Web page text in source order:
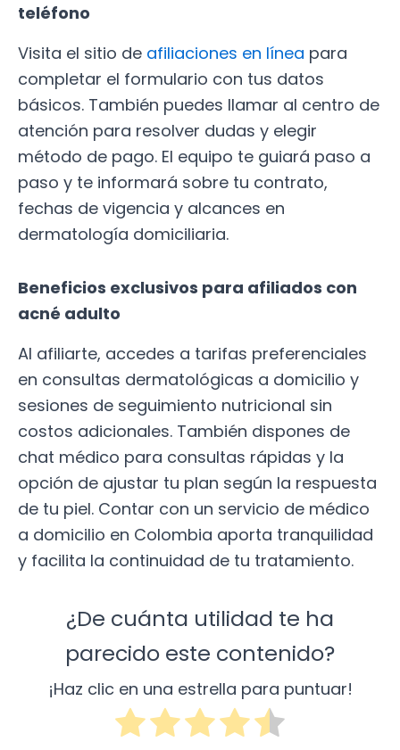
teléfono
Visita el sitio de afiliaciones en línea para
completar el formulario con tus datos
básicos. También puedes llamar al centro de
atención para resolver dudas y elegir
método de pago. El equipo te guiará paso a
paso y te informará sobre tu contrato,
fechas de vigencia y alcances en
dermatología domiciliaria.
Beneficios exclusivos para afiliados con
acné adulto
Al afiliarte, accedes a tarifas preferenciales
en consultas dermatológicas a domicilio y
sesiones de seguimiento nutricional sin
costos adicionales. También dispones de
chat médico para consultas rápidas y la
opción de ajustar tu plan según la respuesta
de tu piel. Contar con un servicio de médico
a domicilio en Colombia aporta tranquilidad
y facilita la continuidad de tu tratamiento.
¿De cuánta utilidad te ha
parecido este contenido?
¡Haz clic en una estrella para puntuar!